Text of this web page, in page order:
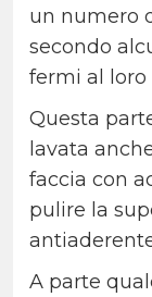
un numero
secondo
fermi al loro
Questa
lavata
faccia con
pulire la
A parte